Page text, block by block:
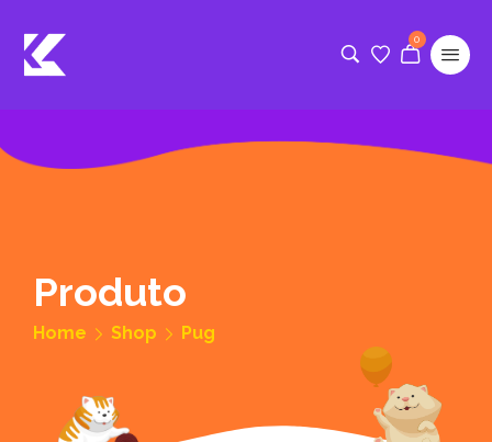
0
Produto
Home Shop Pug